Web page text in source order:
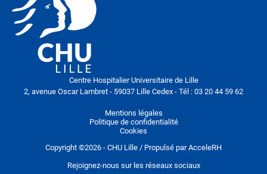
Centre Hospitalier Universitaire de Lille
2, avenue Oscar Lambret - 59037 Lille Cedex - Tél : 03 20 44 59 62
Mentions légales
Politique de confidentialité
Cookies
Copyright ©2026 - CHU Lille / Propulsé parAcceleRH
Rejoignez-nous sur les réseaux sociaux